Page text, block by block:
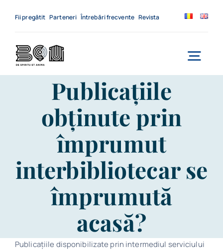
Fii pregătit Parteneri Întrebări frecvente Revista
Despre noi
Evenimente
Program
Publicațiile
obținute prin
împrumut
interbibliotecar se
împrumută
acasă?
Publicațiile disponibilizate prin intermediul serviciului